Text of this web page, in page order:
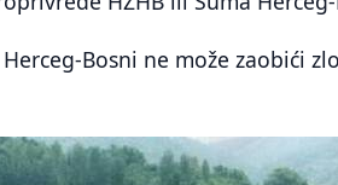
Bosni ne može zaobići